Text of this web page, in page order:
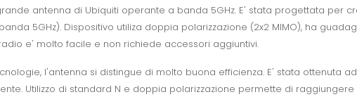
antenna di Ubiquiti operante a banda 5GHz. E' stata progettata per
5GHz). Dispositivo utiliza doppia polarizzazione (2x2 MIMO), ha
e' molto facile e non richiede accessori aggiuntivi.
l'antenna si distingue di molto buona efficienza. E' stata ottenuta
Utilizzo di standard N e doppia polarizzazione permette di